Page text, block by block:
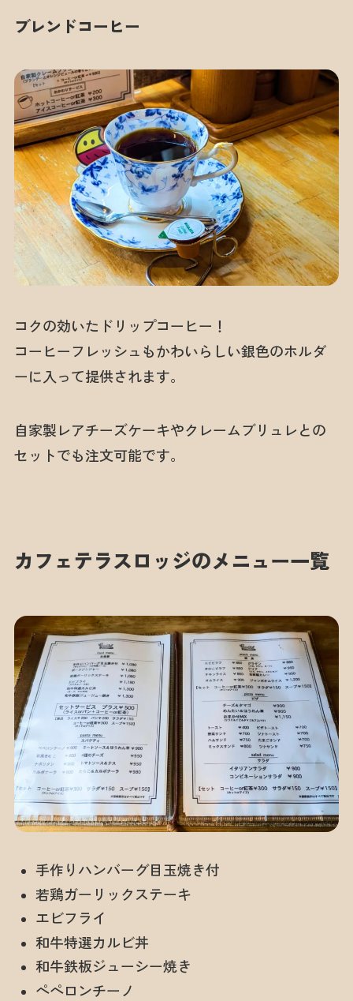
ブレンドコーヒー
コクの効いたドリップコーヒー！
コーヒーフレッシュもかわいらしい銀色のホルダ
ーに入って提供されます。
自家製レアチーズケーキやクレームブリュレとの
セットでも注文可能です。
カフェテラスロッジのメニュー一覧
手作りハンバーグ目玉焼き付
若鶏ガーリックステーキ
エビフライ
和牛特選カルビ丼
和牛鉄板ジューシー焼き
ペペロンチーノ